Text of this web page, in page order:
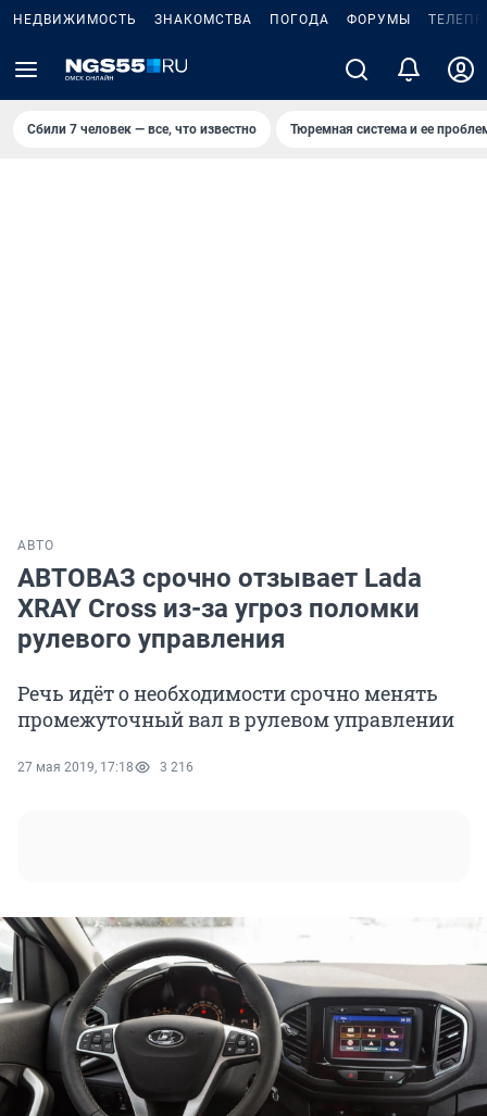
НЕДВИЖИМОСТЬ ЗНАКОМСТВА ПОГОДА ФОРУМЫ
Сбили 7 человек — все, что известно Тюремная система и ее
АВТО
АВТОВАЗ срочно отзывает Lada
XRAY Cross из-за угроз поломки
рулевого управления
Речь идёт о необходимости срочно менять
промежуточный вал в рулевом управлении
27 мая 2019, 17:18 3 216